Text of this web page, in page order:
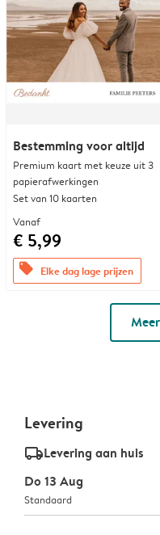
Bestemming voor altijd
Premium kaart met keuze uit 3
papierafwerkingen
Set van 10 kaarten
Vanaf
€ 5,99
offers Elke dag lage prijzen
Levering
delivery_standard_v2Levering aan huis
Do 13 Aug
Standaard